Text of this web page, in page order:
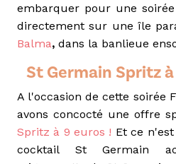
embarquer pour une
directement sur une île
Balma, dans la banlieue
St Germain Spritz
A l'occasion de cette soirée
avons concocté une offre
Spritz à 9 euros ! Et ce
cocktail St Germain